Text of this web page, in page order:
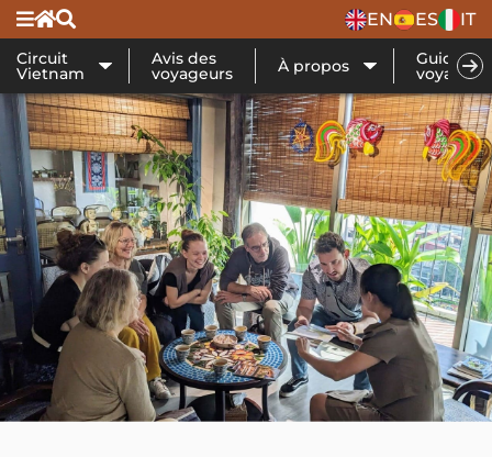
EN ES IT
Circuit
Vietnam
Avis des
voyageurs À propos Guide de
voyage